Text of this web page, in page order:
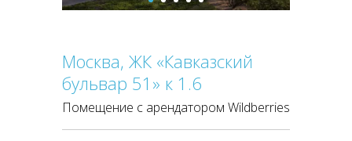
Москва, ЖК «Кавказский
бульвар 51» к 1.6
Помещение с арендатором Wildberries